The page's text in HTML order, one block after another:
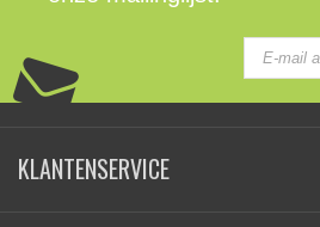
KLANTENSERVICE